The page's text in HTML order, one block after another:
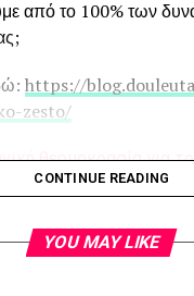
από το 100% των
https://
zesto/
θερμοκρασία για
CONTINUE READING
YOU MAY LIKE